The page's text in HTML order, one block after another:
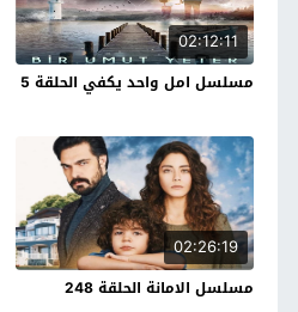
02:12:11
مسلسل امل واحد يكفي الحلقة 5
02:26:19
مسلسل الامانة الحلقة 248